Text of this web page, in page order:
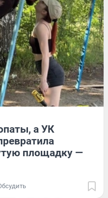
а УК
площадку —